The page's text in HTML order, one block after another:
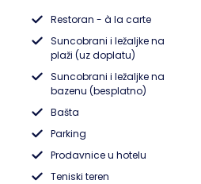
Restoran - à la carte
Suncobrani i ležaljke na
plaži (uz doplatu)
Suncobrani i ležaljke na
bazenu (besplatno)
Bašta
Parking
Prodavnice u hotelu
Teniski teren